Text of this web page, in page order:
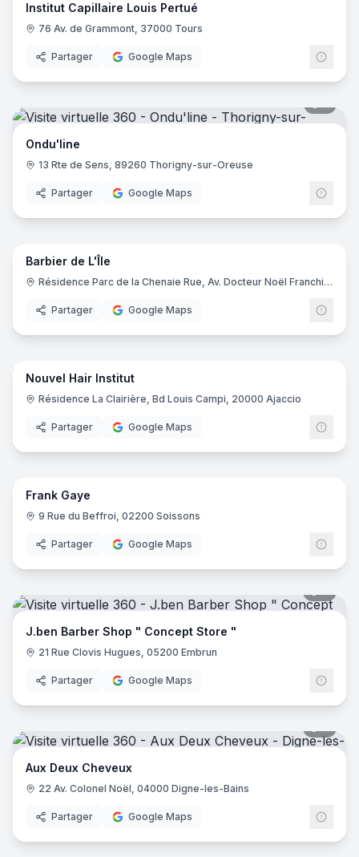
Institut Capillaire Louis Pertué
76 Av. de Grammont, 37000 Tours
Partager Google Maps
Ondu'line
13 Rte de Sens, 89260 Thorigny-sur-Oreuse
Partager Google Maps
9
Barbier de L'Île
Résidence Parc de la Chenaie Rue, Av. Docteur Noël Franchini, 20090 Ajaccio
Partager Google Maps
12
Nouvel Hair Institut
Résidence La Clairière, Bd Louis Campi, 20000 Ajaccio
Partager Google Maps
9
Frank Gaye
9 Rue du Beffroi, 02200 Soissons
Partager Google Maps
J.ben Barber Shop " Concept Store "
21 Rue Clovis Hugues, 05200 Embrun
Partager Google Maps
Aux Deux Cheveux
22 Av. Colonel Noël, 04000 Digne-les-Bains
Partager Google Maps